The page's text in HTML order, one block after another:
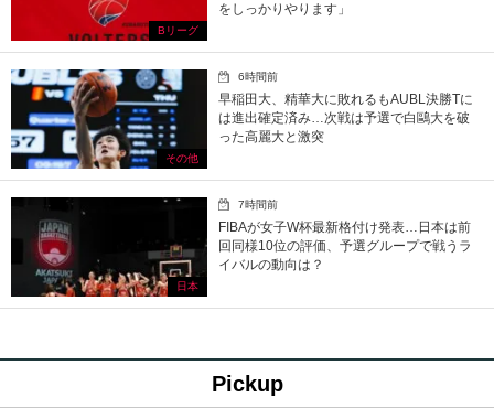
Bリーグ
をしっかりやります」
その他
6時間前
早稲田大、精華大に敗れるもAUBL決勝Tに
は進出確定済み…次戦は予選で白鷗大を破
った高麗大と激突
日本
7時間前
FIBAが女子W杯最新格付け発表…日本は前
回同様10位の評価、予選グループで戦うラ
イバルの動向は？
Pickup